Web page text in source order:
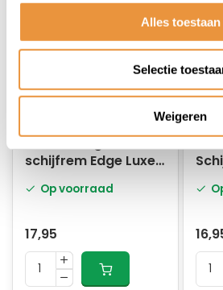
Alles toestaan
Selectie
Weigeren
Ontluchtingsset
schijfrem Edge Luxe
adapterset
Op voorraad
17,95